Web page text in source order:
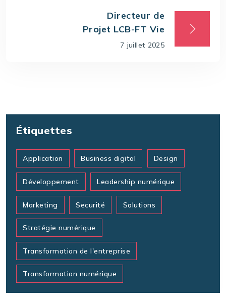
Directeur de
Projet LCB-FT Vie
7 juillet 2025
Étiquettes
Application Business digital Design
Développement Leadership numérique
Marketing Securité Solutions
Stratégie numérique
Transformation de l'entreprise
Transformation numérique